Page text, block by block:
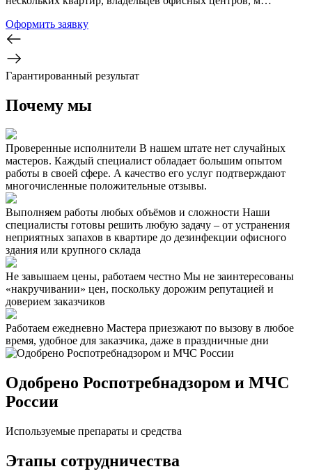
Оформить заявку
Гарантированный результат
Почему мы
Проверенные исполнители В нашем штате нет случайных
мастеров. Каждый специалист обладает большим опытом
работы в своей сфере. А качество его услуг подтверждают
многочисленные положительные отзывы.
Выполняем работы любых объёмов и сложности Наши
специалисты готовы решить любую задачу – от устранения
неприятных запахов в квартире до дезинфекции офисного
здания или крупного склада
Не завышаем цены, работаем честно Мы не заинтересованы
«накручивании» цен, поскольку дорожим репутацией и
доверием заказчиков
Работаем ежедневно Мастера приезжают по вызову в любое
время, удобное для заказчика, даже в праздничные дни
Одобрено Роспотребнадзором и МЧС
России
Используемые препараты и средства
Этапы сотрудничества